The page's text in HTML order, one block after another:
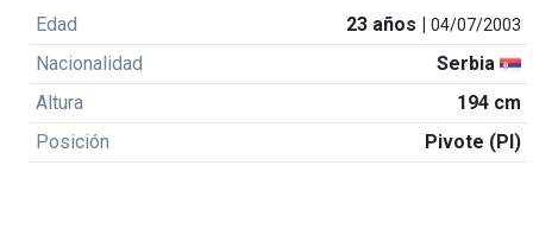
Edad 23 años |04/07/2003
Nacionalidad
Serbia
Altura
194 cm
Posición
Pivote (PI)